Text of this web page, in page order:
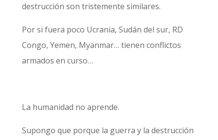
destrucción son tristemente similares.
Por si fuera poco Ucrania, Sudán del sur, RD
Congo, Yemen, Myanmar… tienen conflictos
armados en curso…
La humanidad no aprende.
Supongo que porque la guerra y la destrucción